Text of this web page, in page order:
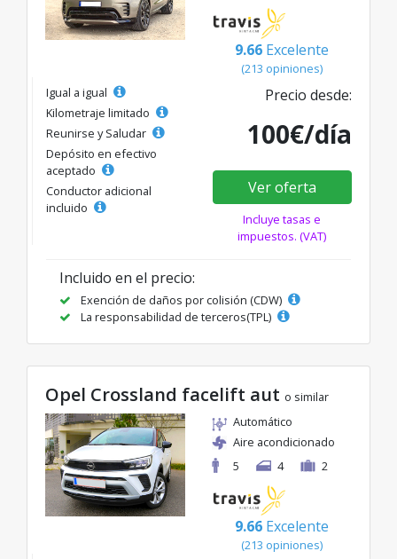
9.66 Excelente
(213 opiniones)
Igual a igual
Kilometraje limitado
Reunirse y Saludar
Depósito en efectivo
aceptado
Conductor adicional
incluido
Precio desde:
100€/día
Ver oferta
Incluye tasas e
impuestos. (VAT)
Incluido en el precio:
Exención de daños por colisión (CDW)
La responsabilidad de terceros(TPL)
Opel Crossland facelift aut o similar
Automático
Aire acondicionado
5
4 2
9.66 Excelente
(213 opiniones)